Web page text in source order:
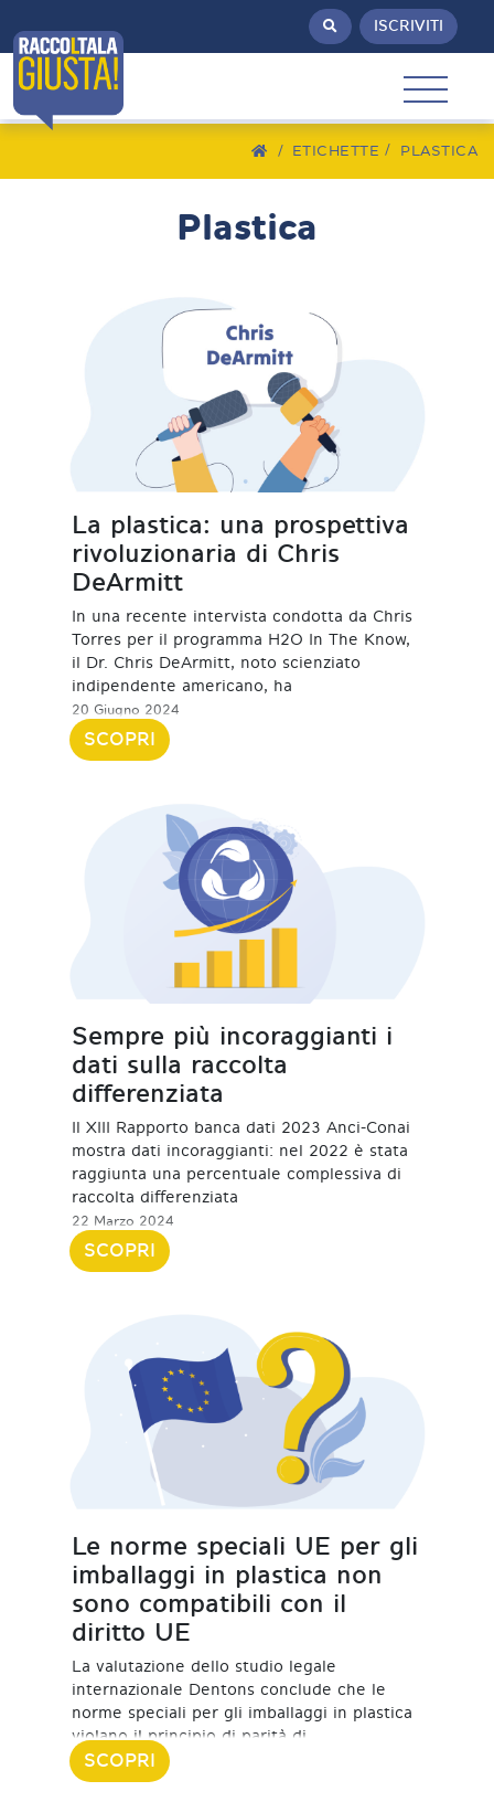
ISCRIVITI
/ ETICHETTE PLASTICA
Plastica
La plastica: una prospettiva
rivoluzionaria di Chris
DeArmitt
In una recente intervista condotta da Chris
Torres per il programma H2O In The Know,
il Dr. Chris DeArmitt, noto scienziato
indipendente americano, ha
20 Giugno 2024
SCOPRI
Sempre più incoraggianti i
dati sulla raccolta
differenziata
Il XIII Rapporto banca dati 2023 Anci-Conai
mostra dati incoraggianti: nel 2022 è stata
raggiunta una percentuale complessiva di
raccolta differenziata
22 Marzo 2024
SCOPRI
Le norme speciali UE per gli
imballaggi in plastica non
sono compatibili con il
diritto UE
La valutazione dello studio legale
internazionale Dentons conclude che le
norme speciali per gli imballaggi in plastica
violano il principio di parità di
20 Marzo 2024
SCOPRI